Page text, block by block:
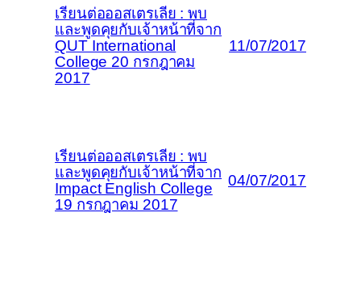
เรียนต่อออสเตรเลีย : พบ
และพูดคุยกับเจ้าหน้าที่จาก
QUT International
College 20 กรกฎาคม
2017
11/07/2017
เรียนต่อออสเตรเลีย : พบ
และพูดคุยกับเจ้าหน้าที่จาก
Impact English College
19 กรกฎาคม 2017
04/07/2017